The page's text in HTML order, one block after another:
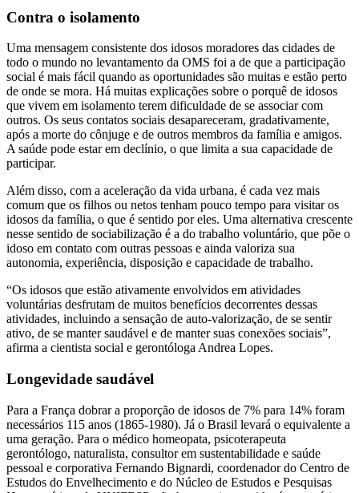
Contra o isolamento
Uma mensagem consistente dos idosos moradores das cidades de
todo o mundo no levantamento da OMS foi a de que a participação
social é mais fácil quando as oportunidades são muitas e estão perto
de onde se mora. Há muitas explicações sobre o porquê de idosos
que vivem em isolamento terem dificuldade de se associar com
outros. Os seus contatos sociais desapareceram, gradativamente,
após a morte do cônjuge e de outros membros da família e amigos.
A saúde pode estar em declínio, o que limita a sua capacidade de
participar.
Além disso, com a aceleração da vida urbana, é cada vez mais
comum que os filhos ou netos tenham pouco tempo para visitar os
idosos da família, o que é sentido por eles. Uma alternativa crescente
nesse sentido de sociabilização é a do trabalho voluntário, que põe o
idoso em contato com outras pessoas e ainda valoriza sua
autonomia, experiência, disposição e capacidade de trabalho.
“Os idosos que estão ativamente envolvidos em atividades
voluntárias desfrutam de muitos benefícios decorrentes dessas
atividades, incluindo a sensação de auto-valorização, de se sentir
ativo, de se manter saudável e de manter suas conexões sociais”,
afirma a cientista social e gerontóloga Andrea Lopes.
Longevidade saudável
Para a França dobrar a proporção de idosos de 7% para 14% foram
necessários 115 anos (1865-1980). Já o Brasil levará o equivalente a
uma geração. Para o médico homeopata, psicoterapeuta
gerontólogo, naturalista, consultor em sustentabilidade e saúde
pessoal e corporativa Fernando Bignardi, coordenador do Centro de
Estudos do Envelhecimento e do Núcleo de Estudos e Pesquisas